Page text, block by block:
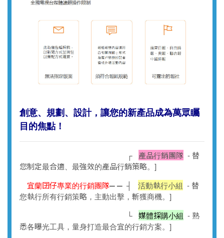
創意、規劃、設計，讓您的新產品成為萬眾矚
目的焦點！
┌ 產品行銷團隊 - 替
您制定最合適、最強效的產品行銷策略。]
宜蘭囝仔專業的行銷團隊─ ─ ┤ 活動執行小組 - 替
您執行所有行銷策略，主動出擊，斬獲商機。]
└ 媒體採購小組 - 熟
悉各曝光工具，量身打造最合宜的行銷方案。]